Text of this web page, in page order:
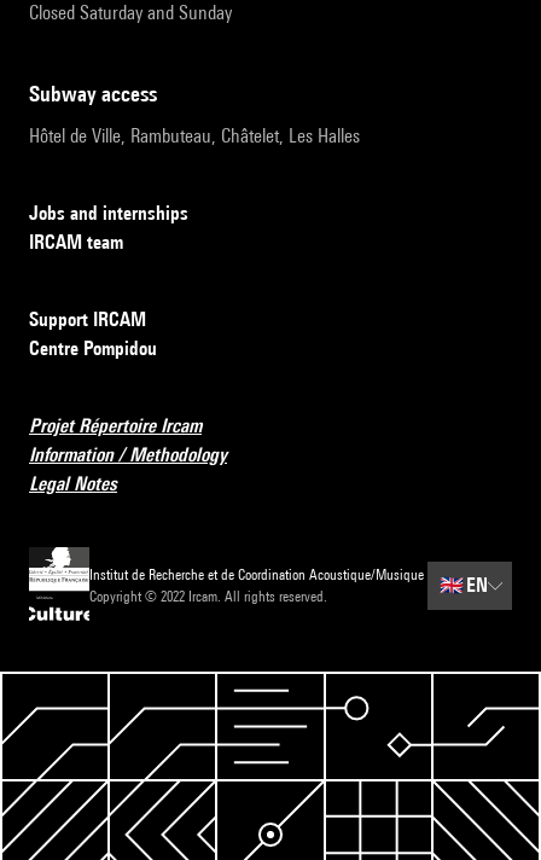
Closed Saturday and Sunday
subway access
Hôtel de Ville, Rambuteau, Châtelet, Les Halles
Jobs and internships
IRCAM team
Support IRCAM
Centre Pompidou
Projet Répertoire Ircam
Information / Methodology
Legal Notes
Institut de Recherche et de Coordination Acoustique/Musique
Copyright © 2022 Ircam. All rights reserved.
🇬🇧 EN